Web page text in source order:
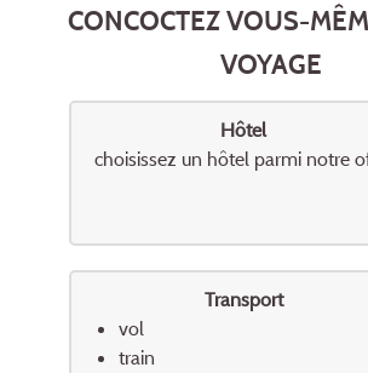
CONCOCTEZ VOUS-
VOYAGE
Hôtel
choisissez un hôtel parmi notre
Transport
vol
train